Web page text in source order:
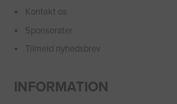
Kontakt os
Sponsorater
Tilmeld nyhedsbrev
INFORMATION